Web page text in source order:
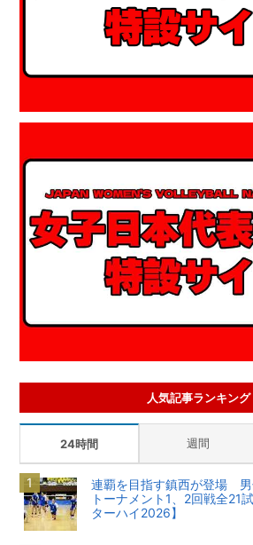
人気記事ランキング
24時間 週間
連覇を目指す鎮西が登場
トーナメント1、2回戦全21
ターハイ2026】